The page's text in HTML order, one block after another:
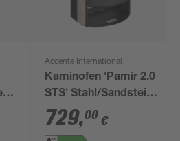
Accente International
Kaminofen 'Pamir 2.0
STS' Stahl/Sandstein
6,7 kW
729,00 €